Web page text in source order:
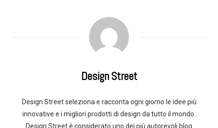
Design Street
Design Street seleziona e racconta ogni giorno le idee più
innovative e i migliori prodotti di design da tutto il mondo.
Design Street è considerato uno dei più autorevoli blog